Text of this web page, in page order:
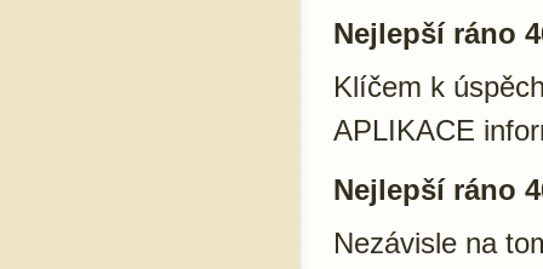
Nejlepší ráno
Klíčem k
APLIKACE
Nejlepší ráno
Nezávisle na